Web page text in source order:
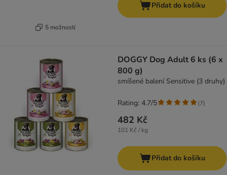
5 možností
Přidat do košíku
DOGGY Dog Adult 6 ks (6 x
800 g)
smíšené balení Sensitive (3 druhy)
482 Kč
101 Kč / kg
Rating: 4.7/5 (7)
Přidat do košíku